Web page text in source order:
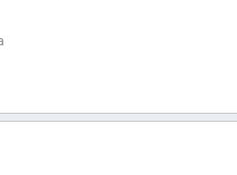
Было написано
учреждение было на
старой квартиры
на которого оформлено